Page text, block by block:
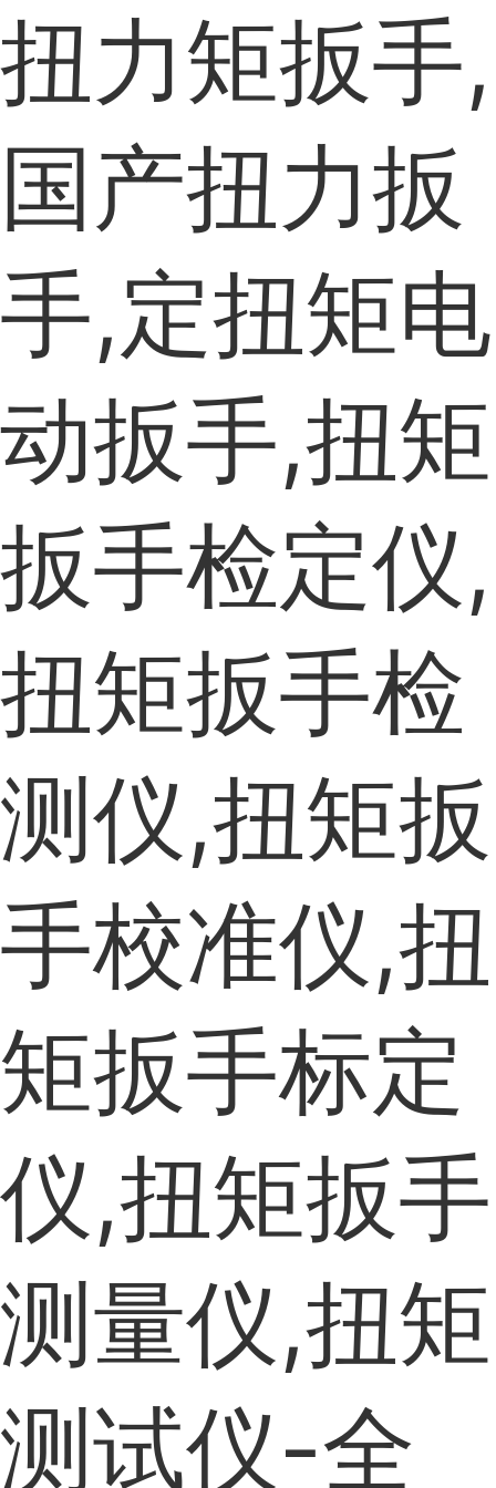
扭力矩扳手,
国产扭力扳
手,定扭矩电
动扳手,扭矩
扳手检定仪,
扭矩扳手检
测仪,扭矩扳
手校准仪,扭
矩扳手标定
仪,扭矩扳手
测量仪,扭矩
测试仪-全